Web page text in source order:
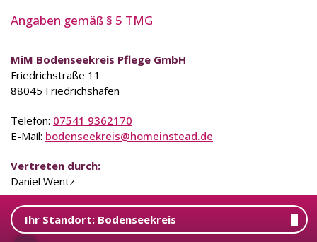
Angaben gemäß § 5 TMG
MiM Bodenseekreis Pflege GmbH
Friedrichstraße 11
88045 Friedrichshafen
Telefon: 07541 9362170
E-Mail: bodenseekreis@homeinstead.de
Vertreten durch:
Daniel Wentz
Handelsregistereintrag:
Eingetragen im Handelsregister.
Registergericht: Amtsgericht Friedrichshafen
Ihr Standort: Bodenseekreis